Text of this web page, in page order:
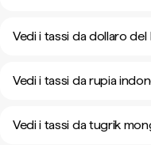
Vedi i tassi da dollaro
Vedi i tassi da rupia
Vedi i tassi da tugrik